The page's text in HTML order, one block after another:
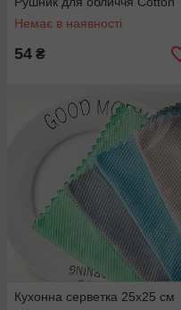
Немає в наявності
54 ₴
Кухонна серветка 25х25 см